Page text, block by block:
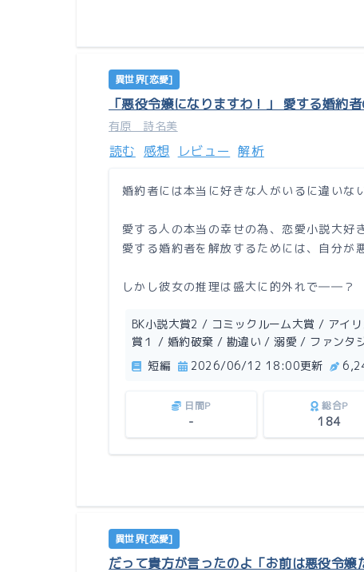
異世界[恋愛]
「悪役令嬢になりますわ！」 愛する婚約
有原 詩名美
読む 感想 レビュー 解析
婚約者には本当に好きな人がいるに違いな
愛する人の本当の幸せの為、恋愛小説大好
愛する婚約者を解放するためには、自分が
しかし彼女の推理は盛大に的外れで――？
BK小説大賞2 / コミックルーム大賞 / アイ
賞１ / 婚約破棄 / 勘違い / 溺愛 / ファンタ
短編
2026/06/12 18:00更新
日間P
-
総合P
184
異世界[恋愛]
だって貴方が言ったのよ「お前は悪役令